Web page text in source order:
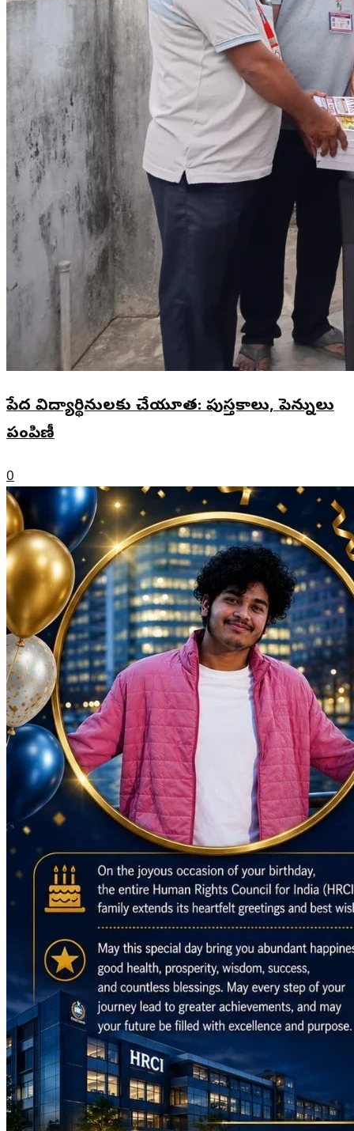
పేద విద్యార్థినులకు చేయూత: పుస్తకాలు, పెన్నులు
పంపిణీ
0